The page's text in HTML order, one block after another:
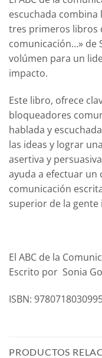
escuchada combina
tres primeros libros
comunicación…» de
volúmen para un
impacto.
Este libro, ofrece
bloqueadores
hablada y
las ideas y lograr
asertiva y
ayuda a efectuar un
comunicación
superior de la gente
El ABC de la
Escrito por Sonia
ISBN:
PRODUCTOS